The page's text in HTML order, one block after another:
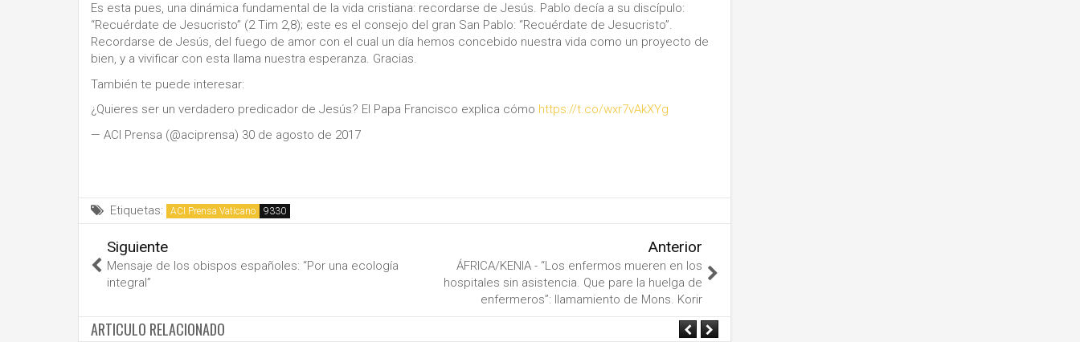
Es esta pues, una dinámica fundamental de la vida cristiana: recordarse de Jesús. Pablo decía a su discípulo:
“Recuérdate de Jesucristo” (2 Tim 2,8); este es el consejo del gran San Pablo: “Recuérdate de Jesucristo”.
Recordarse de Jesús, del fuego de amor con el cual un día hemos concebido nuestra vida como un proyecto de
bien, y a vivificar con esta llama nuestra esperanza. Gracias.
También te puede interesar:
¿Quieres ser un verdadero predicador de Jesús? El Papa Francisco explica cómo https://t.co/wxr7vAkXYg
— ACI Prensa (@aciprensa) 30 de agosto de 2017
Etiquetas: ACI Prensa Vaticano
Siguiente
Mensaje de los obispos españoles: “Por una ecología
integral”
Anterior
ÁFRICA/KENIA - “Los enfermos mueren en los
hospitales sin asistencia. Que pare la huelga de
enfermeros”: llamamiento de Mons. Korir
ARTICULO RELACIONADO